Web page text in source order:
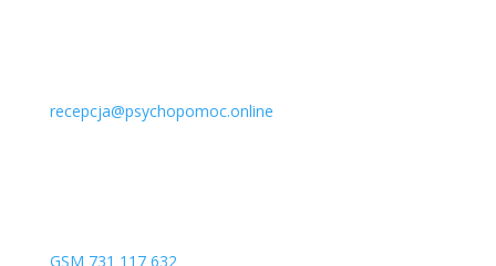
recepcja@psychopomoc.online
GSM 731 117 632